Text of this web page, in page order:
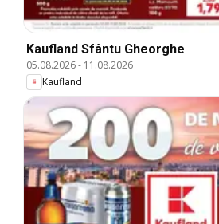
Kaufland Sfântu Gheorghe
05.08.2026- 11.08.2026
Kaufland